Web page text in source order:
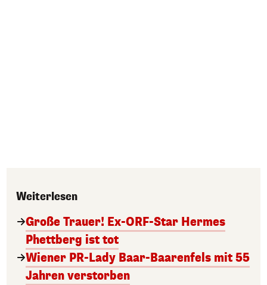
Weiterlesen
Große Trauer! Ex-ORF-Star Hermes
Phettberg ist tot
Wiener PR-Lady Baar-Baarenfels mit 55
Jahren verstorben